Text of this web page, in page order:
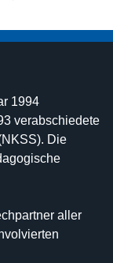
1994
verabschiedete
Die
aller